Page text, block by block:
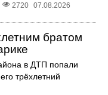
2720 07.08.2026
братом
в ДТП попали
трёхлетний